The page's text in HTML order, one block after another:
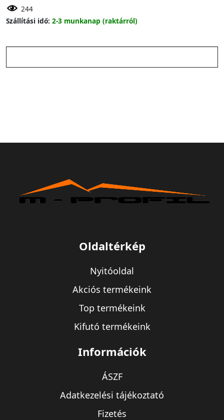
244
Szállítási idő: 2-3 munkanap (raktárról)
Oldaltérkép
Nyitóoldal
Akciós termékeink
Top termékeink
Kifutó termékeink
Információk
ÁSZF
Adatkezelési tájékoztató
Fizetés